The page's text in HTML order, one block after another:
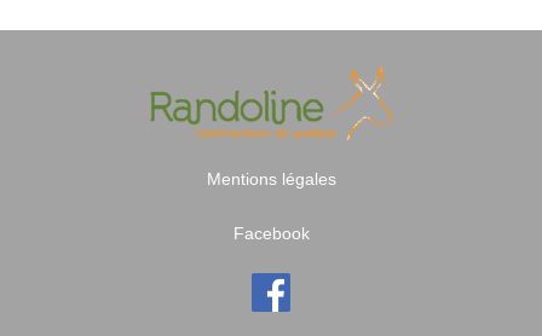
Mentions légales
Facebook